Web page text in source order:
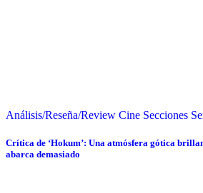
Análisis/Reseña/Review Cine Secciones
Crítica de ‘Hokum’: Una atmósfera gótica
abarca demasiado